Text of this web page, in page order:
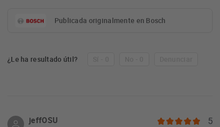
Publicada originalmente en Bosch
¿Le ha resultado útil?
jeffOSU 5